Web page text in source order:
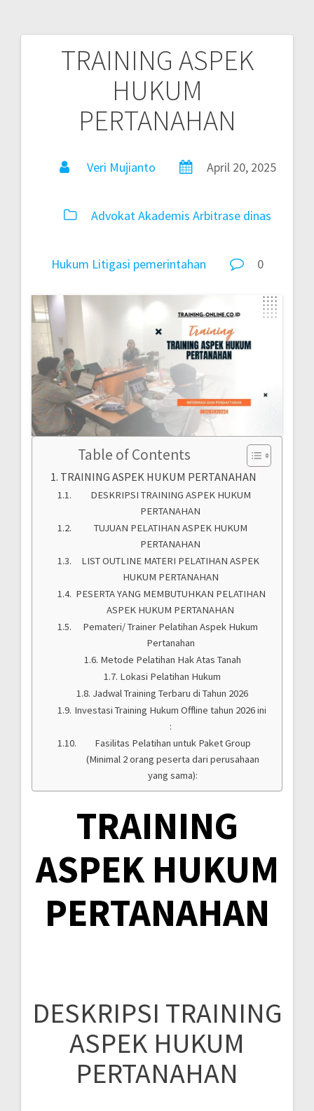
TRAINING ASPEK
HUKUM
PERTANAHAN
Veri Mujianto April 20, 2025
AdvokatAkademis Arbitrase dinas
Hukum Litigasi pemerintahan 0
Table of Contents
TRAINING ASPEK HUKUM PERTANAHAN
DESKRIPSI TRAINING ASPEK HUKUM
PERTANAHAN
TUJUAN PELATIHAN ASPEK HUKUM
PERTANAHAN
LIST OUTLINE MATERI PELATIHAN ASPEK
HUKUM PERTANAHAN
PESERTA YANG MEMBUTUHKAN PELATIHAN
ASPEK HUKUM PERTANAHAN
Pemateri/ Trainer Pelatihan Aspek Hukum
Pertanahan
Metode Pelatihan Hak Atas Tanah
Lokasi Pelatihan Hukum
Jadwal Training Terbaru di Tahun 2026
Investasi Training Hukum Offline tahun 2026 ini
:
Fasilitas Pelatihan untuk Paket Group
(Minimal 2 orang peserta dari perusahaan
yang sama):
TRAINING
ASPEK HUKUM
PERTANAHAN
DESKRIPSI TRAINING
ASPEK HUKUM
PERTANAHAN